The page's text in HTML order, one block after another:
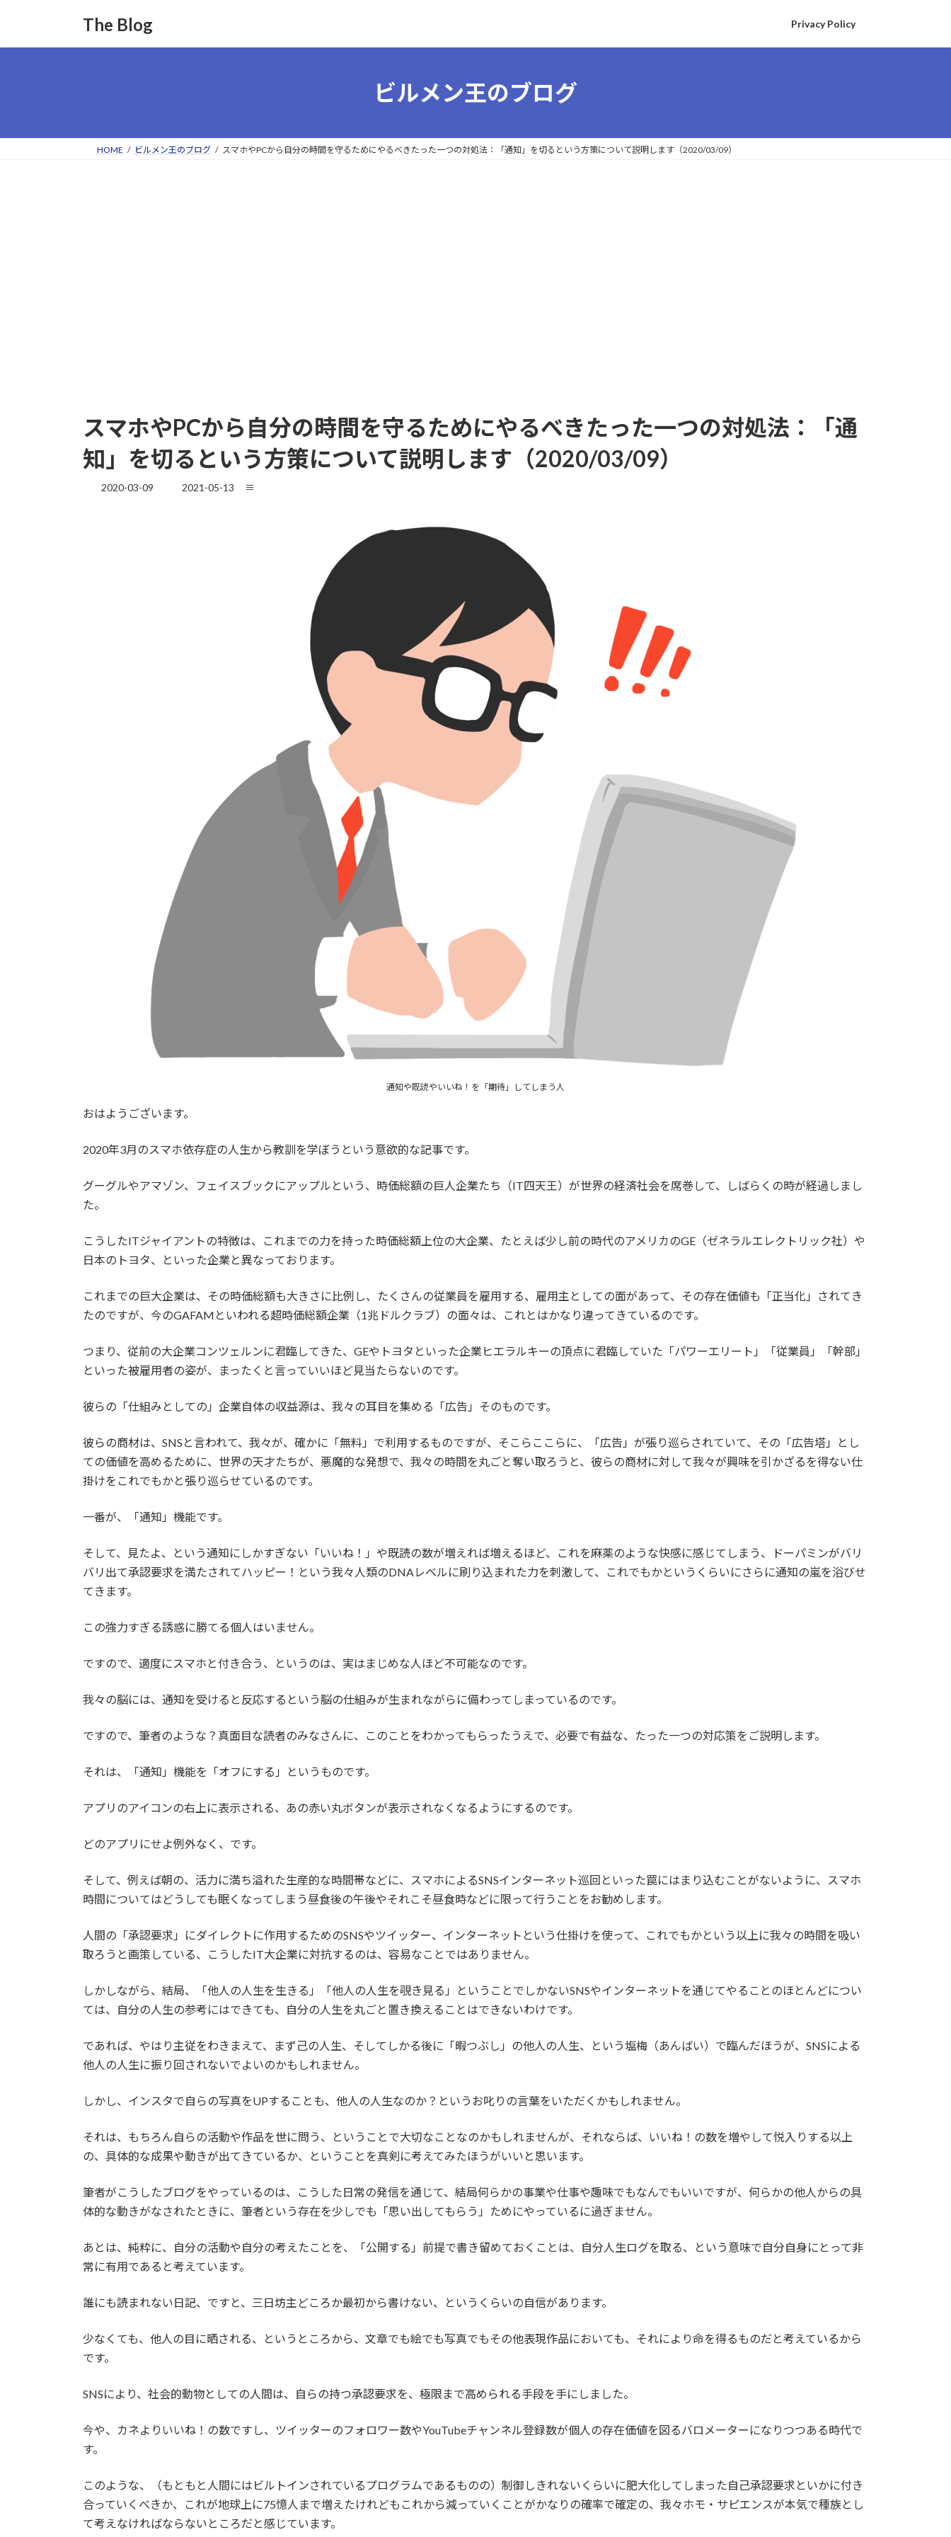
The Blog Privacy Policy
ビルメン王のブログ
HOME ビルメン王のブログ スマホやPCから自分の時間を守るためにやるべきたった一つの対処法：「通知」を切るという方策について説明します（2020/03/09）
スマホやPCから自分の時間を守るためにやるべきたった一つの対処法：「通
知」を切るという方策について説明します（2020/03/09）
2020-03-09
最
2021-05-13 ≡
通知や既読やいいね！を「期待」してしまう人
おはようございます。
2020年3月のスマホ依存症の人生から教訓を学ぼうという意欲的な記事です。
グーグルやアマゾン、フェイスブックにアップルという、時価総額の巨人企業たち（IT四天王）が世界の経済社会を席巻して、しばらくの時が経過しまし
た。
こうしたITジャイアントの特徴は、これまでの力を持った時価総額上位の大企業、たとえば少し前の時代のアメリカのGE（ゼネラルエレクトリック社）や
日本のトヨタ、といった企業と異なっております。
これまでの巨大企業は、その時価総額も大きさに比例し、たくさんの従業員を雇用する、雇用主としての面があって、その存在価値も「正当化」されてき
たのですが、今のGAFAMといわれる超時価総額企業（1兆ドルクラブ）の面々は、これとはかなり違ってきているのです。
つまり、従前の大企業コンツェルンに君臨してきた、GEやトヨタといった企業ヒエラルキーの頂点に君臨していた「パワーエリート」「従業員」「幹部」
といった被雇用者の姿が、まったくと言っていいほど見当たらないのです。
彼らの「仕組みとしての」企業自体の収益源は、我々の耳目を集める「広告」そのものです。
彼らの商材は、SNSと言われて、我々が、確かに「無料」で利用するものですが、そこらここらに、「広告」が張り巡らされていて、その「広告塔」とし
ての価値を高めるために、世界の天才たちが、悪魔的な発想で、我々の時間を丸ごと奪い取ろうと、彼らの商材に対して我々が興味を引かざるを得ない仕
掛けをこれでもかと張り巡らせているのです。
一番が、「通知」機能です。
そして、見たよ、という通知にしかすぎない「いいね！」や既読の数が増えれば増えるほど、これを麻薬のような快感に感じてしまう、ドーパミンがバリ
バリ出て承認要求を満たされてハッピー！という我々人類のDNAレベルに刷り込まれた力を刺激して、これでもかというくらいにさらに通知の嵐を浴びせ
てきます。
この強力すぎる誘惑に勝てる個人はいません。
ですので、適度にスマホと付き合う、というのは、実はまじめな人ほど不可能なのです。
我々の脳には、通知を受けると反応するという脳の仕組みが生まれながらに備わってしまっているのです。
ですので、筆者のような？真面目な読者のみなさんに、このことをわかってもらったうえで、必要で有益な、たった一つの対応策をご説明します。
それは、「通知」機能を「オフにする」というものです。
アプリのアイコンの右上に表示される、あの赤い丸ボタンが表示されなくなるようにするのです。
どのアプリにせよ例外なく、です。
そして、例えば朝の、活力に満ち溢れた生産的な時間帯などに、スマホによるSNSインターネット巡回といった罠にはまり込むことがないように、スマホ
時間についてはどうしても眠くなってしまう昼食後の午後やそれこそ昼食時などに限って行うことをお勧めします。
人間の「承認要求」にダイレクトに作用するためのSNSやツイッター、インターネットという仕掛けを使って、これでもかという以上に我々の時間を吸い
取ろうと画策している、こうしたIT大企業に対抗するのは、容易なことではありません。
しかしながら、結局、「他人の人生を生きる」「他人の人生を覗き見る」ということでしかないSNSやインターネットを通じてやることのほとんどについ
ては、自分の人生の参考にはできても、自分の人生を丸ごと置き換えることはできないわけです。
であれば、やはり主従をわきまえて、まず己の人生、そしてしかる後に「暇つぶし」の他人の人生、という塩梅（あんばい）で臨んだほうが、SNSによる
他人の人生に振り回されないでよいのかもしれません。
しかし、インスタで自らの写真をUPすることも、他人の人生なのか？というお叱りの言葉をいただくかもしれません。
それは、もちろん自らの活動や作品を世に問う、ということで大切なことなのかもしれませんが、それならば、いいね！の数を増やして悦入りする以上
の、具体的な成果や動きが出てきているか、ということを真剣に考えてみたほうがいいと思います。
筆者がこうしたブログをやっているのは、こうした日常の発信を通じて、結局何らかの事業や仕事や趣味でもなんでもいいですが、何らかの他人からの具
体的な動きがなされたときに、筆者という存在を少しでも「思い出してもらう」ためにやっているに過ぎません。
あとは、純粋に、自分の活動や自分の考えたことを、「公開する」前提で書き留めておくことは、自分人生ログを取る、という意味で自分自身にとって非
常に有用であると考えています。
誰にも読まれない日記、ですと、三日坊主どころか最初から書けない、というくらいの自信があります。
少なくても、他人の目に晒される、というところから、文章でも絵でも写真でもその他表現作品においても、それにより命を得るものだと考えているから
です。
SNSにより、社会的動物としての人間は、自らの持つ承認要求を、極限まで高められる手段を手にしました。
今や、カネよりいいね！の数ですし、ツイッターのフォロワー数やYouTubeチャンネル登録数が個人の存在価値を図るバロメーターになりつつある時代で
す。
このような、（もともと人間にはビルトインされているプログラムであるものの）制御しきれないくらいに肥大化してしまった自己承認要求といかに付き
合っていくべきか、これが地球上に75憶人まで増えたけれどもこれから減っていくことがかなりの確率で確定の、我々ホモ・サピエンスが本気で種族とし
て考えなければならないところだと感じています。